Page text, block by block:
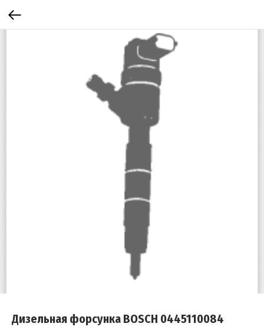
Дизельная форсунка BOSCH 0445110084